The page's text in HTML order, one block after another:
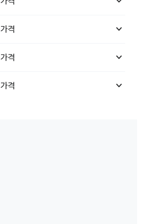
가격 keyboard_arrow_down
가격 keyboard_arrow_down
가격 keyboard_arrow_down